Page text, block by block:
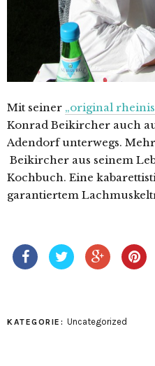
Mit seiner „original
Konrad Beikircher auch
Adendorf unterwegs.
Beikircher aus seinem
Kochbuch. Eine
garantiertem
KATEGORIE: Uncategorized